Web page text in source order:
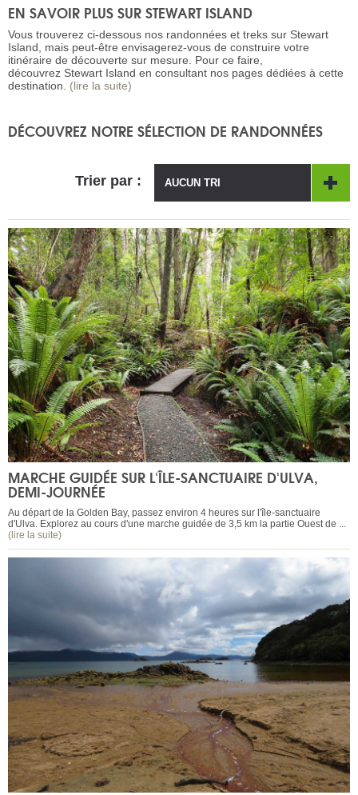
EN SAVOIR PLUS SUR STEWART ISLAND
Vous trouverez ci-dessous nos randonnées et treks sur Stewart
Island, mais peut-être envisagerez-vous de construire votre
itinéraire de découverte sur mesure. Pour ce faire,
découvrez Stewart Island en consultant nos pages dédiées à cette
destination. (lire la suite)
DÉCOUVREZ NOTRE SÉLECTION DE RANDONNÉES
Trier par : AUCUN TRI
MARCHE GUIDÉE SUR L'ÎLE-SANCTUAIRE D'ULVA,
DEMI-JOURNÉE
Au départ de la Golden Bay, passez environ 4 heures sur l'île-sanctuaire
d'Ulva. Explorez au cours d'une marche guidée de 3,5 km la partie Ouest de ...
(lire la suite)